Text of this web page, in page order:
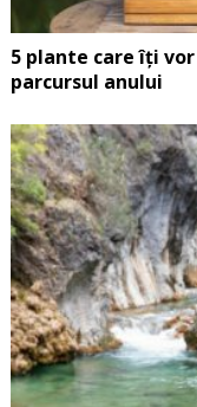
5 plante care îți
parcursul anului